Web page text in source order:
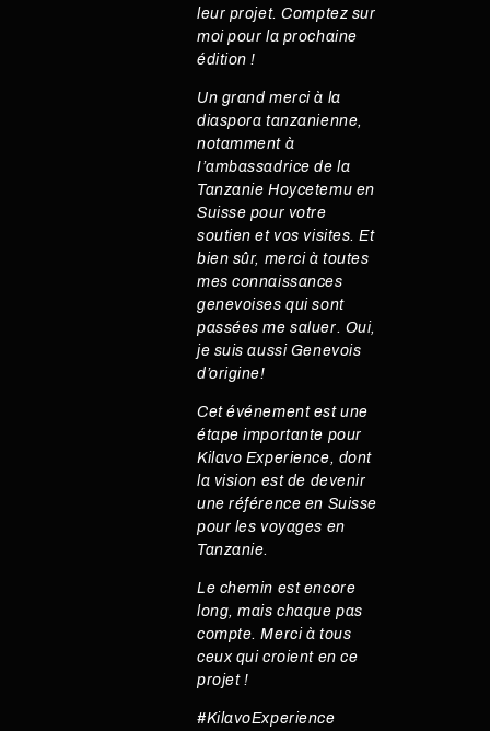
leur projet. Comptez sur
moi pour la prochaine
édition !
Un grand merci à la
diaspora tanzanienne,
notamment à
I’ambassadrice de la
Tanzanie Hoycetemu en
Suisse pour votre
soutien et vos visites. Et
bien sûr, merci à toutes
mes connaissances
genevoises qui sont
passées me saluer. Oui,
je suis aussi Genevois
d’origine!
Cet événement est une
étape importante pour
Kilavo Experience, dont
la vision est de devenir
une référence en Suisse
pour les voyages en
Tanzanie.
Le chemin est encore
long, mais chaque pas
compte. Merci à tous
ceux qui croient en ce
projet !
#KilavoExperience